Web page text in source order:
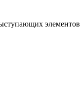
элементов